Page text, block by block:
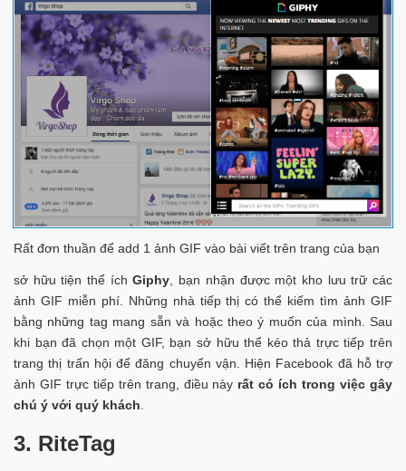
Rất đơn thuần để add 1 ảnh GIF vào bài viết trên trang của bạn
sở hữu tiện thể íchGiphy, bạn nhận được một kho lưu trữ các
ảnh GIF miễn phí. Những nhà tiếp thị có thể kiếm tìm ảnh GIF
bằng những tag mang sẵn và hoặc theo ý muốn của mình. Sau
khi bạn đã chọn một GIF, bạn sở hữu thể kéo thả trực tiếp trên
trang thị trấn hội để đăng chuyển vận. Hiện Facebook đã hỗ trợ
ảnh GIF trực tiếp trên trang, điều này rất có ích trong việc gây
chú ý với quý khách.
3. RiteTag